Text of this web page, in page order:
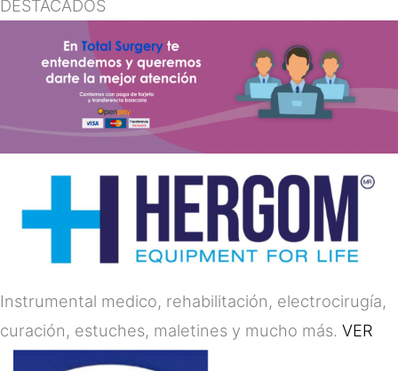
DESTACADOS
Instrumental medico, rehabilitación, electrocirugía,
curación, estuches, maletines y mucho más. VER